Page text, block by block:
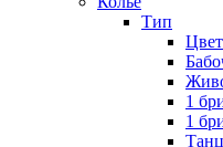
Тип
1
1